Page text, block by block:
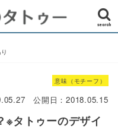
search
意味（モチーフ）
公開日：2018.05.15
※タトゥーのデザイ